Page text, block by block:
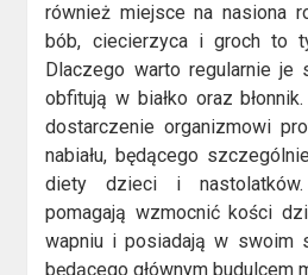
również miejsce na nasiona
bób, ciecierzyca i groch to
Dlaczego warto regularnie je
obfitują w białko oraz
dostarczenie organizmowi
nabiału, będącego
diety dzieci i
pomagają wzmocnić kości
wapniu i posiadają w swoim
będącego głównym budulcem